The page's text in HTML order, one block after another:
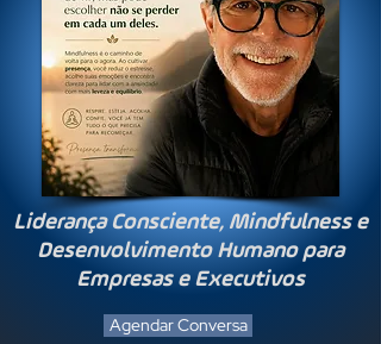
Liderança Consciente, Mindfulness e
Desenvolvimento Humano para
Empresas e Executivos
Agendar Conversa